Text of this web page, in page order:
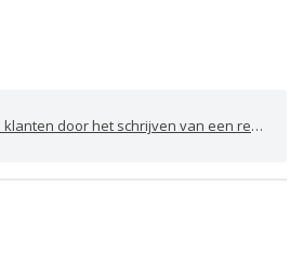
door het schrijven van een review